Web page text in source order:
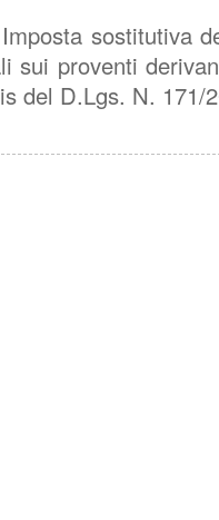
sostitutiva
sui proventi
del D.Lgs. N. 171/